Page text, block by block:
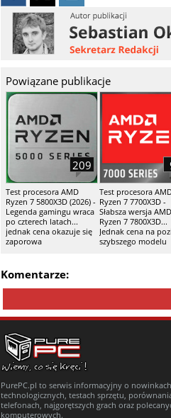
Powiązane publikacje
Test procesora AMD
Ryzen 7 5800X3D (2026) -
Legenda gamingu wraca
po czterech latach...
jednak cena okazuje się
zaporowa
209
Test procesora
Ryzen 7 7700X3D -
Słabsza wersja AMD
Ryzen 7 7800X3D...
Jednak cena na
szybszego modelu
Komentarze:
PurePC.pl to serwis informacyjny o nowinkach
technologicznych, testach sprzętu,
telefonach, najgorętszych grach oraz
komputerowych.